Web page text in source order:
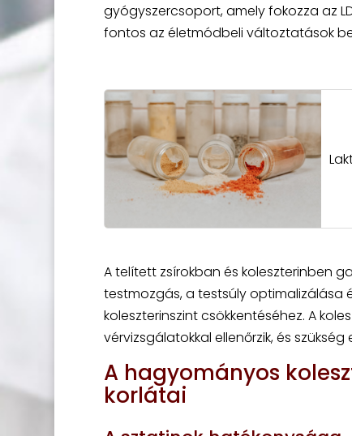
gyógyszercsoport, amely fokozza az
fontos az életmódbeli változtatások
A telített zsírokban és koleszterinben
testmozgás, a testsúly optimalizálása
koleszterinszint csökkentéséhez. A
vérvizsgálatokkal ellenőrzik, és
A hagyományos
korlátai